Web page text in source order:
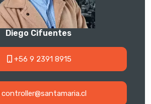
Diego Cifuentes
+56 9 2391 8915
controller@santamaria.cl